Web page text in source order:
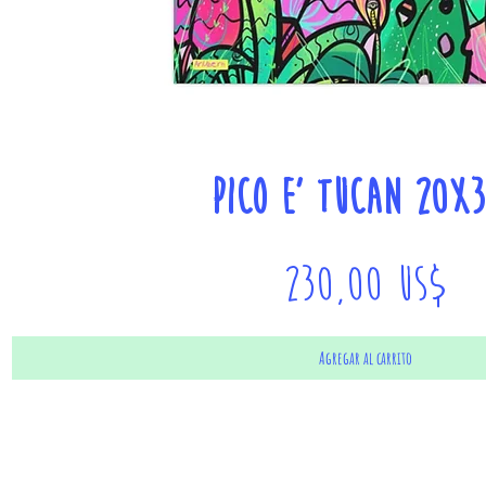
Vista rápida
Pico e' tucan
Precio
230,00 US$
Agregar al carrito